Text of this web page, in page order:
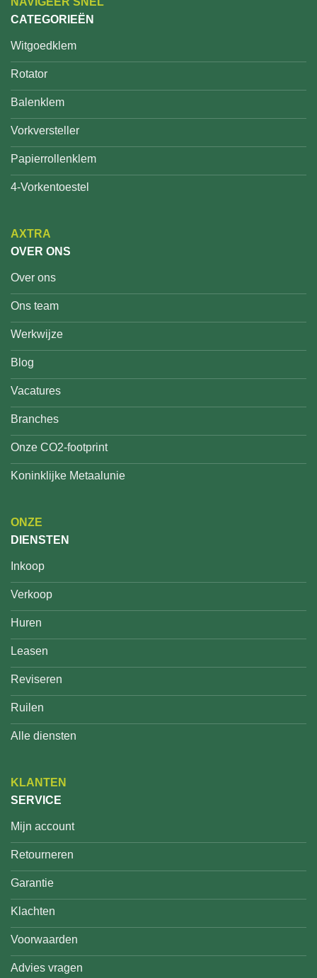
CATEGORIEËN
Witgoedklem
Rotator
Balenklem
Vorkversteller
Papierrollenklem
4-Vorkentoestel
AXTRA
OVER ONS
Over ons
Ons team
Werkwijze
Blog
Vacatures
Branches
Onze CO2-footprint
Koninklijke Metaalunie
ONZE
DIENSTEN
Inkoop
Verkoop
Huren
Leasen
Reviseren
Ruilen
Alle diensten
KLANTEN
SERVICE
Mijn account
Retourneren
Garantie
Klachten
Voorwaarden
Advies vragen